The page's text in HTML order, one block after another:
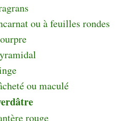
ou à feuilles rondes
ou maculé
rouge